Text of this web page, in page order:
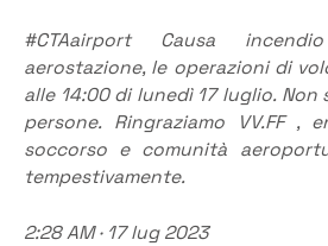
#CTAairportCausa
aerostazione, le operazioni di
alle 14:00 di lunedì 17 luglio.
persone. Ringraziamo VV.FF
soccorso e comunità
tempestivamente.
2:28 AM · 17 lug 2023